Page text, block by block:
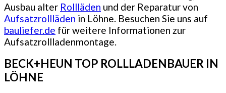
Ausbau alter Rollläden und der Reparatur von
Aufsatzrollläden in Löhne. Besuchen Sie uns auf
bauliefer.de für weitere Informationen zur
Aufsatzrollladenmontage.
BECK+HEUN TOP ROLLLADENBAUER IN
LÖHNE